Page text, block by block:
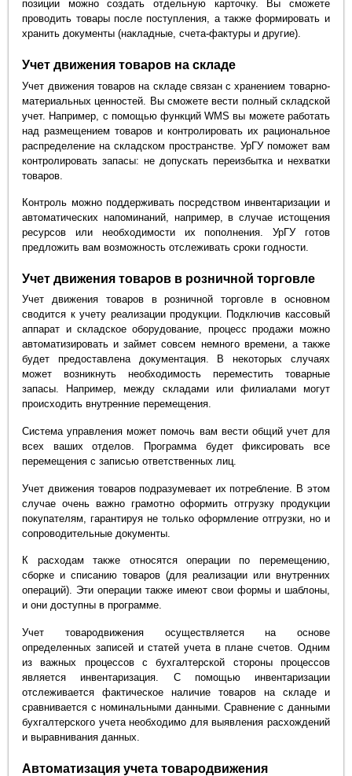
позиции можно создать отдельную карточку. Вы сможете
проводить товары после поступления, а также формировать и
хранить документы (накладные, счета-фактуры и другие).
Учет движения товаров на складе
Учет движения товаров на складе связан с хранением товарно-
материальных ценностей. Вы сможете вести полный складской
учет. Например, с помощью функций WMS вы можете работать
над размещением товаров и контролировать их рациональное
распределение на складском пространстве. УрГУ поможет вам
контролировать запасы: не допускать переизбытка и нехватки
товаров.
Контроль можно поддерживать посредством инвентаризации и
автоматических напоминаний, например, в случае истощения
ресурсов или необходимости их пополнения. УрГУ готов
предложить вам возможность отслеживать сроки годности.
Учет движения товаров в розничной торговле
Учет движения товаров в розничной торговле в основном
сводится к учету реализации продукции. Подключив кассовый
аппарат и складское оборудование, процесс продажи можно
автоматизировать и займет совсем немного времени, а также
будет предоставлена документация. В некоторых случаях
может возникнуть необходимость переместить товарные
запасы. Например, между складами или филиалами могут
происходить внутренние перемещения.
Система управления может помочь вам вести общий учет для
всех ваших отделов. Программа будет фиксировать все
перемещения с записью ответственных лиц.
Учет движения товаров подразумевает их потребление. В этом
случае очень важно грамотно оформить отгрузку продукции
покупателям, гарантируя не только оформление отгрузки, но и
сопроводительные документы.
К расходам также относятся операции по перемещению,
сборке и списанию товаров (для реализации или внутренних
операций). Эти операции также имеют свои формы и шаблоны,
и они доступны в программе.
Учет товародвижения осуществляется на основе
определенных записей и статей учета в плане счетов. Одним
из важных процессов с бухгалтерской стороны процессов
является инвентаризация. С помощью инвентаризации
отслеживается фактическое наличие товаров на складе и
сравнивается с номинальными данными. Сравнение с данными
бухгалтерского учета необходимо для выявления расхождений
и выравнивания данных.
Автоматизация учета товародвижения